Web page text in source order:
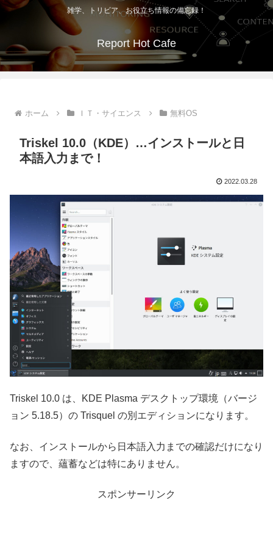
雑学、トリビア、お役立ち情報の備忘録！
Report Hot Cafe
ホーム ＩＴ・サイエンス 無料OS
Triskel 10.0（KDE）…インストールと日
本語入力まで！
2022.03.28
Triskel 10.0 は、KDE Plasma デスクトップ環境（バージ
ョン 5.18.5）の Trisquel の別エディションになります。
なお、インストールから日本語入力までの確認だけになり
ますので、蘊蓄などは特にありません。
スポンサーリンク